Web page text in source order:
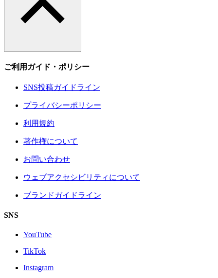
ご利用ガイド・ポリシー
SNS投稿ガイドライン
プライバシーポリシー
利用規約
著作権について
お問い合わせ
ウェブアクセシビリティについて
ブランドガイドライン
SNS
YouTube
TikTok
Instagram